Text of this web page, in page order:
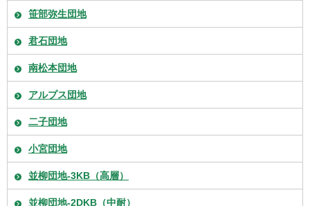
笹部弥生団地
君石団地
南松本団地
アルプス団地
二子団地
小宮団地
並柳団地-3KB（高層）
並柳団地-2DKB（中耐）